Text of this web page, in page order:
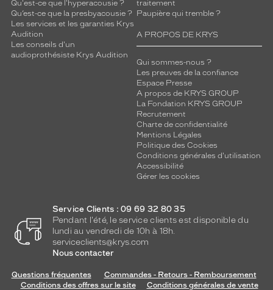
Qu'est-ce que l'hyperacousie ?
Qu’est-ce que la presbyacousie ?
Les services et les garanties Krys
Audition
Les conseils d'un
audioprothésiste Krys Audition
traitement
Paupière qui tremble ?
A PROPOS DE KRYS
Qui sommes-nous ?
Les preuves de la confiance
Espace Presse
A propos de KRYS GROUP
La Fondation KRYS GROUP
Recrutement
Charte de confidentialité
Mentions Légales
Politique des Cookies
Conditions générales d'utilisation
Accessibilité
Gérer les cookies
Service Clients : 09 69 32 80 35
Pendant l'été, le service clients est disponible du
lundi au vendredi de 10h à 18h.
serviceclients@krys.com
Nous contacter
Questions fréquentes
Commandes - Retours - Remboursement
Conditions des offres sur le site
Conditions générales de vente